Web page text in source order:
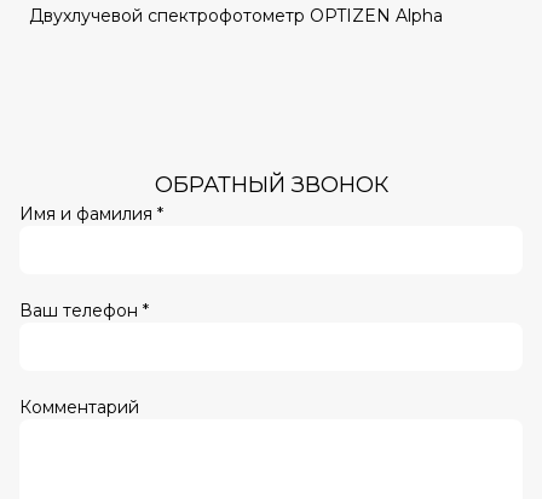
Двухлучевой спектрофотометр OPTIZEN Alpha
ОБРАТНЫЙ ЗВОНОК
Имя и фамилия *
Ваш телефон *
Комментарий